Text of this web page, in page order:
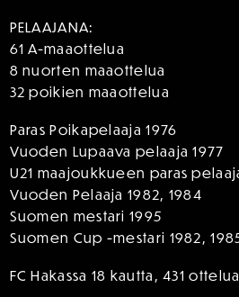
PELAAJANA:
61 A-maaottelua
8 nuorten maaottelua
32 poikien maaottelua
Paras Poikapelaaja 1976
Vuoden Lupaava pelaaja 1977
U21 maajoukkueen paras
Vuoden Pelaaja 1982, 1984
Suomen mestari 1995
Suomen Cup -mestari 1982,
FC Hakassa 18 kautta, 431 ottelua